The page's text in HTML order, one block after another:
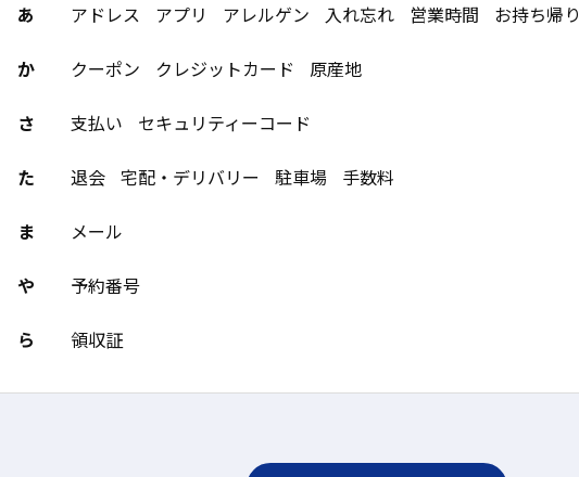
あ アドレス アプリ アレルゲン 入れ忘れ 営業時間 お持ち帰り
か クーポン クレジットカード 原産地
さ 支払い セキュリティーコード
た 退会 宅配・デリバリー 駐車場 手数料
ま メール
や 予約番号
ら 領収証